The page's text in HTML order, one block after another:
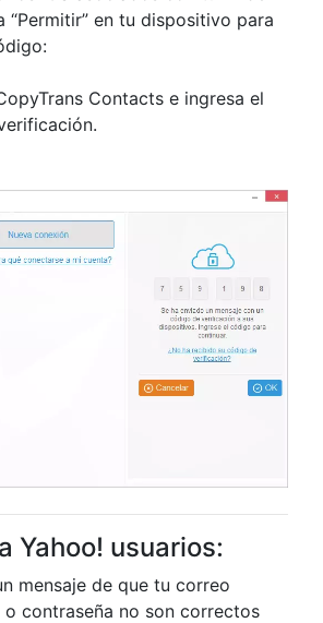
“Permitir” en tu dispositivo para
Contacts e ingresa el
Yahoo! usuarios:
mensaje de que tu correo
contraseña no son correctos